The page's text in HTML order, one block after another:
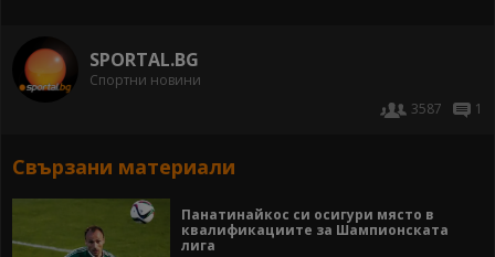
SPORTAL.BG
Спортни новини
3587
1
Свързани материали
Панатинайкос си осигури място в
квалификациите за Шампионската
лига